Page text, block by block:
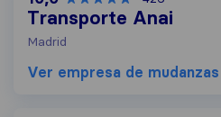
Transporte Anai
Madrid
Ver empresa de mudanzas